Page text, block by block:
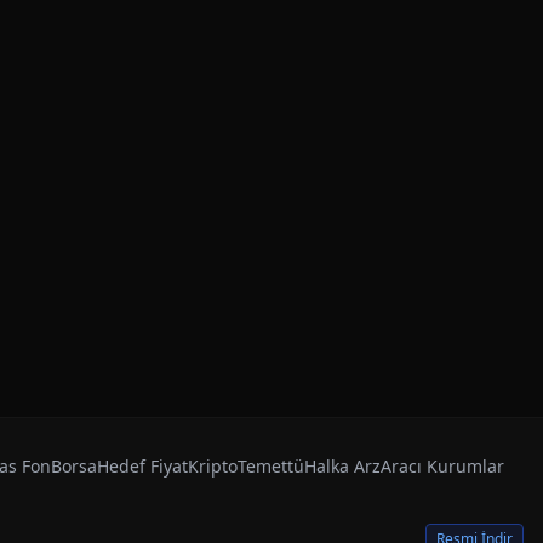
FonBorsaHedef FiyatKriptoTemettüHalka ArzAracı Kurumlar
Resmi İndir